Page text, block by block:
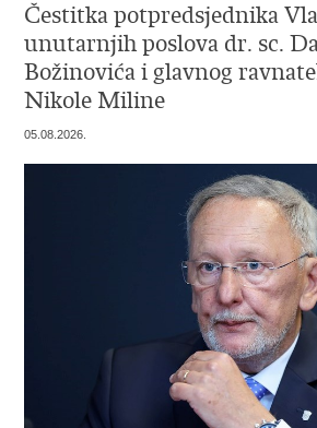
Čestitka potpredsjednika
unutarnjih poslova dr. sc.
Božinovića i glavnog
Nikole Miline
05.08.2026.